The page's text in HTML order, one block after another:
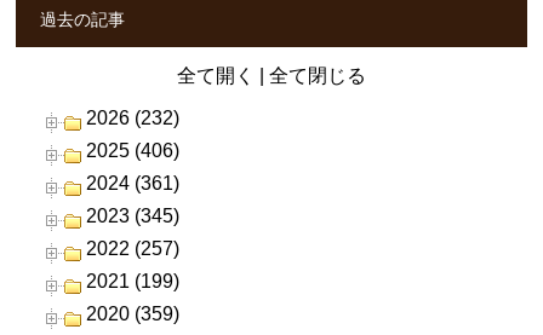
過去の記事
全て開く 全て閉じる
2026 (232)
2025 (406)
2024 (361)
2023 (345)
2022 (257)
2021 (199)
2020 (359)